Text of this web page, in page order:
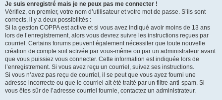
Je suis enregistré mais je ne peux pas me connecter !
Vérifiez, en premier, votre nom d’utilisateur et votre mot de passe. S’ils sont
corrects, il y a deux possibilités :
Si la gestion COPPA est active et si vous avez indiqué avoir moins de 13 ans
lors de l’enregistrement, alors vous devrez suivre les instructions reçues par
courriel. Certains forums peuvent également nécessiter que toute nouvelle
création de compte soit activée par vous-même ou par un administrateur avant
que vous puissiez vous connecter. Cette information est indiquée lors de
l’enregistrement. Si vous avez reçu un courriel, suivez ses instructions.
Si vous n’avez pas reçu de courriel, il se peut que vous ayez fourni une
adresse incorrecte ou que le courriel ait été traité par un filtre anti-spam. Si
vous êtes sûr de l’adresse courriel fournie, contactez un administrateur.